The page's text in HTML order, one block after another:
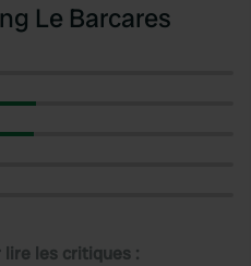
Le Barcares
les critiques :